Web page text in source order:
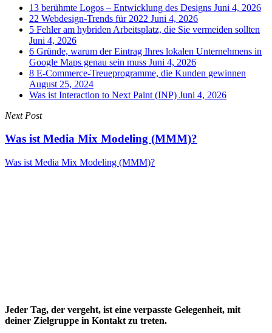
13 berühmte Logos – Entwicklung des Designs Juni 4, 2026
22 Webdesign-Trends für 2022 Juni 4, 2026
5 Fehler am hybriden Arbeitsplatz, die Sie vermeiden sollten
Juni 4, 2026
6 Gründe, warum der Eintrag Ihres lokalen Unternehmens in
Google Maps genau sein muss Juni 4, 2026
8 E‑Commerce‑Treueprogramme, die Kunden gewinnen
August 25, 2024
Was ist Interaction to Next Paint (INP) Juni 4, 2026
Next Post
Was ist Media Mix Modeling (MMM)?
Was ist Media Mix Modeling (MMM)?
Jeder Tag, der vergeht, ist eine verpasste Gelegenheit, mit
deiner Zielgruppe in Kontakt zu treten.